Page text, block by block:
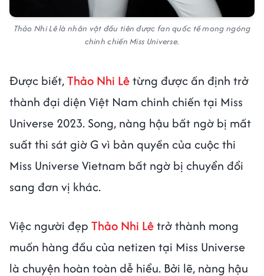
Thảo Nhi Lê là nhân vật đầu tiên được fan quốc tế mong ngóng
chinh chiến Miss Universe.
Được biết,Thảo Nhi Lêtừng được ấn định trở
thành đại diện Việt Nam chinh chiến tại Miss
Universe 2023. Song, nàng hậu bất ngờ bị mất
suất thi sát giờ G vì bản quyền của cuộc thi
Miss Universe Vietnam bất ngờ bị chuyển đổi
sang đơn vị khác.
Việc người đẹp Thảo Nhi Lêtrở thành mong
muốn hàng đầu của netizen tại Miss Universe
là chuyện hoàn toàn dễ hiểu. Bởi lẽ, nàng hậu